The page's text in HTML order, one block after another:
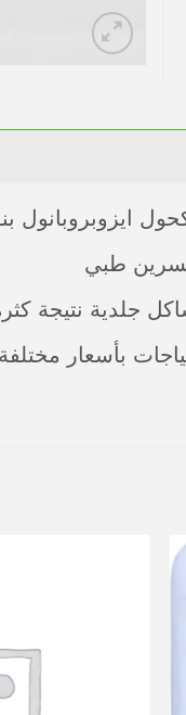
بنسبة 75% عالي
طبي
جلدية نتيجة
بأسعار مختلفة